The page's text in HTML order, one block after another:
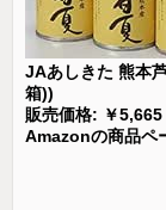
JAあしきた 熊本
箱))
販売価格: ￥
Amazonの商品ペ